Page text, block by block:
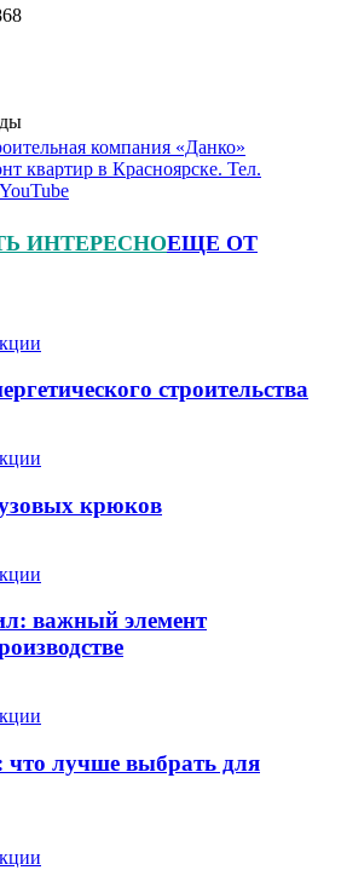
компания «Данко»
квартир в Красноярске. Тел.
ИНТЕРЕСНОЕЩЕ ОТ
строительства
крюков
важный элемент
лучше выбрать для